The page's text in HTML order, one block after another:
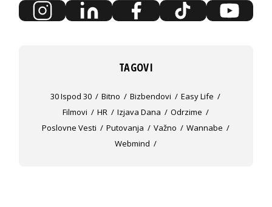
TAGOVI
30 Ispod 30 Bitno Bizbendovi
Easy Life
Filmovi
HR Izjava Dana
Odrzime
Poslovne Vesti
Putovanja Važno
Wannabe
Webmind